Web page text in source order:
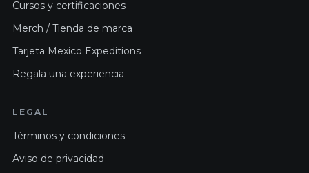
Cursos y certificaciones
Merch / Tienda de marca
Tarjeta Mexico Expeditions
Regala una experiencia
LEGAL
Términos y condiciones
Aviso de privacidad